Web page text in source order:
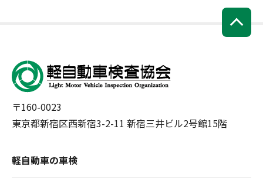
〒160-0023
東京都新宿区西新宿3-2-11 新宿三井ビル2号館15階
軽自動車の車検